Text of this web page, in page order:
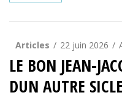
Articles 22 juin 2026
LE BON JEAN-
DUN AUTRE SICLE